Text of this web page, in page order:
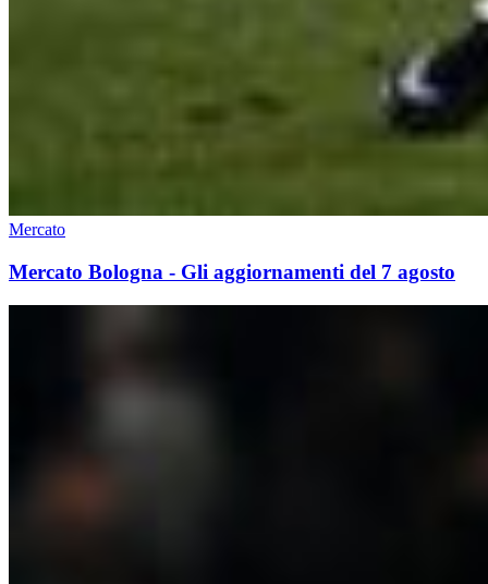
Mercato
Mercato Bologna - Gli aggiornamenti del 7 agosto